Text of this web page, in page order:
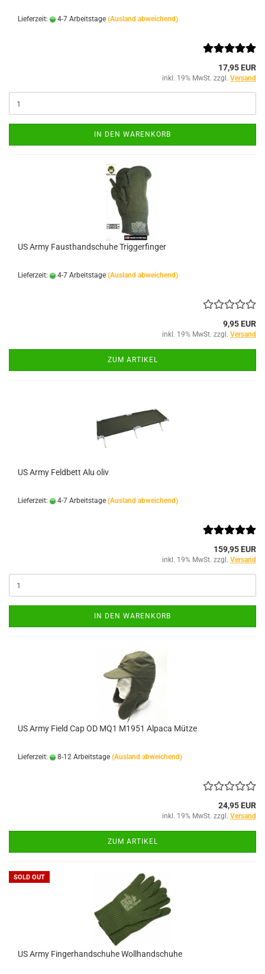
Lieferzeit: 4-7 Arbeitstage (Ausland abweichend)
17,95 EUR
inkl. 19% MwSt. zzgl. Versand
IN DEN WARENKORB
US Army Fausthandschuhe Triggerfinger
Lieferzeit: 4-7 Arbeitstage (Ausland abweichend)
9,95 EUR
inkl. 19% MwSt. zzgl. Versand
ZUM ARTIKEL
US Army Feldbett Alu oliv
Lieferzeit: 4-7 Arbeitstage (Ausland abweichend)
159,95 EUR
inkl. 19% MwSt. zzgl. Versand
IN DEN WARENKORB
US Army Field Cap OD MQ1 M1951 Alpaca Mütze
Lieferzeit: 8-12 Arbeitstage (Ausland abweichend)
24,95 EUR
inkl. 19% MwSt. zzgl. Versand
ZUM ARTIKEL
SOLD OUT
US Army Fingerhandschuhe Wollhandschuhe